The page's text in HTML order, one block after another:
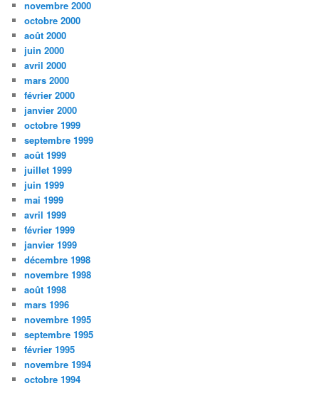
novembre 2000
octobre 2000
août 2000
juin 2000
avril 2000
mars 2000
février 2000
janvier 2000
octobre 1999
septembre 1999
août 1999
juillet 1999
juin 1999
mai 1999
avril 1999
février 1999
janvier 1999
décembre 1998
novembre 1998
août 1998
mars 1996
novembre 1995
septembre 1995
février 1995
novembre 1994
octobre 1994